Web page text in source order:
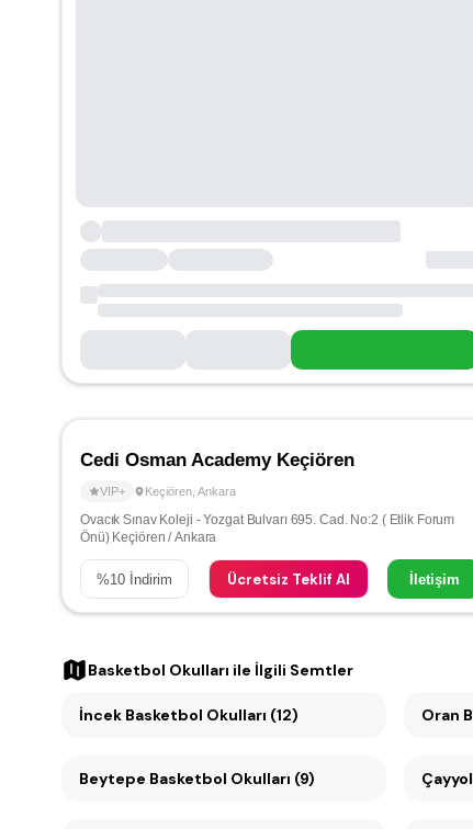
Cedi Osman Academy Keçiören
VIP+ Keçiören Ankara
Ovacık Sınav Koleji - Yozgat Bulvarı 695. Cad. No:2 ( Etlik Forum
Önü) Keçiören / Ankara
%10 İndirim Ücretsiz Teklif Al İletişim
Basketbol Okulları ile İlgili Semtler
İncek Basketbol Okulları (12)
Beytepe Basketbol Okulları (9)